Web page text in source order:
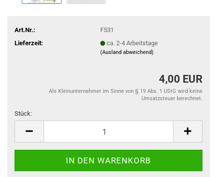
Art.Nr.:
F531
Lieferzeit:
ca. 2-4 Arbeitstage
(Ausland abweichend)
4,00 EUR
Als Kleinunternehmer im Sinne von § 19 Abs. 1 UStG wird keine
Umsatzsteuer berechnet.
Stück: